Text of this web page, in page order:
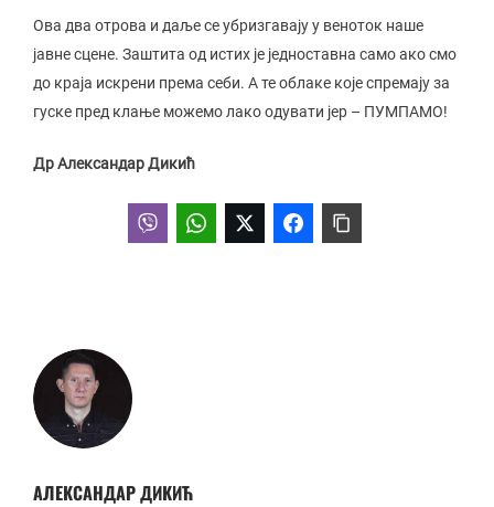
Ова два отрова и даље се убризгавају у веноток наше
јавне сцене. Заштита од истих је једноставна само ако смо
до краја искрени према себи. А те облаке које спремају за
гуске пред клање можемо лако одувати јер – ПУМПАМО!
Др Александар Дикић
АЛЕКСАНДАР ДИКИЋ